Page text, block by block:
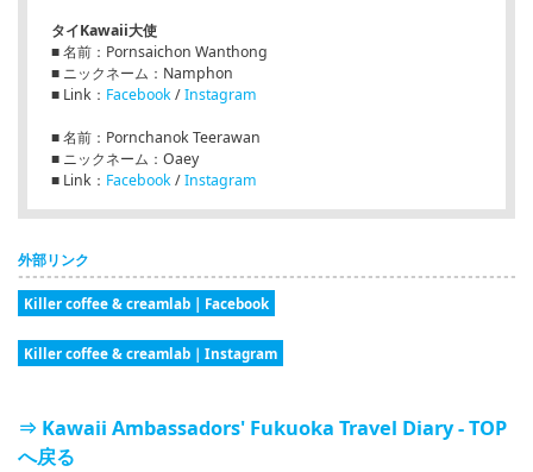
タイKawaii大使
■ 名前：Pornsaichon Wanthong
■ ニックネーム：Namphon
■ Link： Facebook/Instagram
■ 名前：Pornchanok Teerawan
■ ニックネーム：Oaey
■ Link： Facebook/Instagram
外部リンク
Killer coffee & creamlab | Facebook
Killer coffee & creamlab｜Instagram
⇒ Kawaii Ambassadors' Fukuoka Travel Diary - TOP
へ戻る